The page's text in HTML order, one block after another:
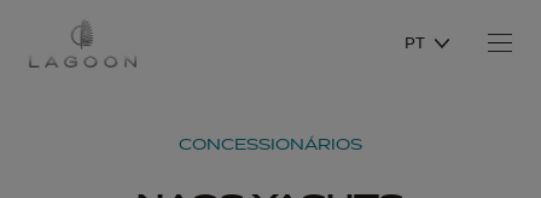
PT
CONCESSIONÁRIOS